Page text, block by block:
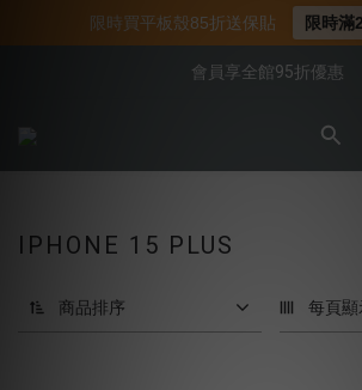
📍新客首購現折$50｜加入會員
📌年中下殺 手機殼3折起
會員享全館95折優惠
📍新客首購現折$50｜加入會員
IPHONE 15 PLUS
商品排序 每頁顯
限時買平板殼85折送保貼 限時滿